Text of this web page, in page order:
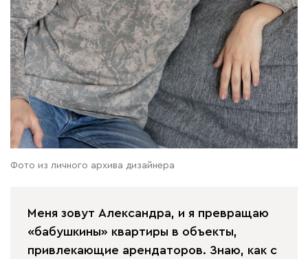
Фото из личного архива дизайнера
Меня зовут Александра, и я превращаю
«бабушкины» квартиры в объекты,
привлекающие арендаторов. Знаю, как с